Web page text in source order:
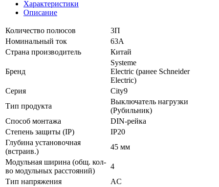
Характеристики
Описание
Количество полюсов
3П
Номинальный ток
63А
Страна производитель
Китай
Бренд
Systeme
Electric (ранее Schneider
Electric)
Серия
City9
Тип продукта
Выключатель нагрузки
(Рубильник)
Способ монтажа
DIN-рейка
Степень защиты (IP)
IP20
Глубина установочная
(встраив.)
45 мм
Модульная ширина (общ. кол-
во модульных расстояний)
4
Тип напряжения
AC